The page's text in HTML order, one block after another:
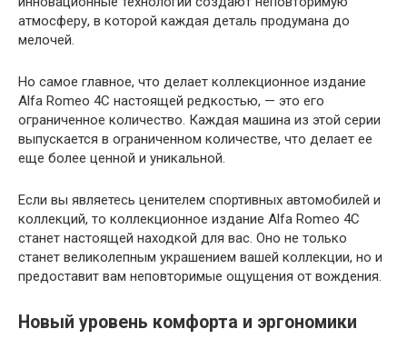
атмосферу, в которой каждая деталь продумана до
мелочей.
Но самое главное, что делает коллекционное издание
Alfa Romeo 4C настоящей редкостью, — это его
ограниченное количество. Каждая машина из этой серии
выпускается в ограниченном количестве, что делает ее
еще более ценной и уникальной.
Если вы являетесь ценителем спортивных автомобилей и
коллекций, то коллекционное издание Alfa Romeo 4C
станет настоящей находкой для вас. Оно не только
станет великолепным украшением вашей коллекции, но и
предоставит вам неповторимые ощущения от вождения.
Новый уровень комфорта и эргономики